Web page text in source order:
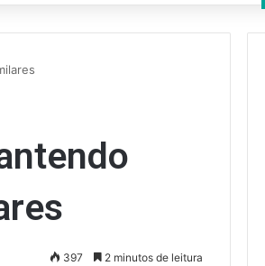
397 2 minutos de leitura